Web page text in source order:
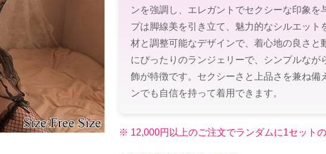
ンを強調し、エレガントでセクシーな印象を
プは脚線美を引き立て、魅力的なシルエット
材と調整可能なデザインで、着心地の良さと
にぴったりのランジェリーで、シンプルなが
飾が特徴です。セクシーさと上品さを兼ね備
ンでも自信を持って着用できます。
※ 12,000円以上のご注文でランダムに1セット